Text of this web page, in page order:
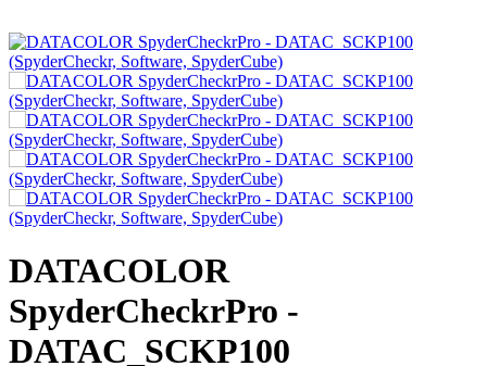
DATACOLOR
SpyderCheckrPro -
DATAC_SCKP100